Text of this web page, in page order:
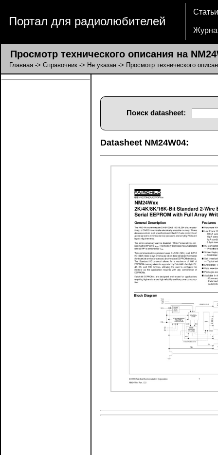
Портал для радиолюбителей
Статьи
Просмотр технического описания на
Главная -> Справочник -> Не указан -> Просмотр технического
Поиск datasheet:
Datasheet NM24W04: